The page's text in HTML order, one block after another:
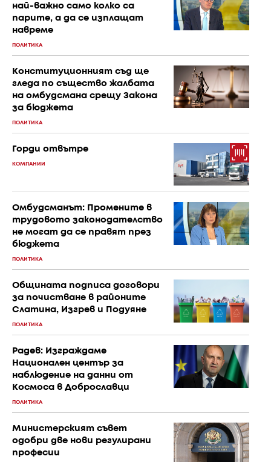
най-важно само колко са
парите, а да се изплащат
навреме
ПОЛИТИКА
Конституционният съд ще
гледа по същество жалбата
на омбудсмана срещу Закона
за бюджета
ПОЛИТИКА
Горди отвътре
КОМПАНИИ
Омбудсманът: Промените в
трудовото законодателство
не могат да се правят през
бюджета
ПОЛИТИКА
Общината подписа договори
за почистване в районите
Слатина, Изгрев и Подуяне
ПОЛИТИКА
Радев: Изграждаме
Национален център за
наблюдение на данни от
Космоса в Доброславци
ПОЛИТИКА
Министерският съвет
одобри две нови регулирани
професии